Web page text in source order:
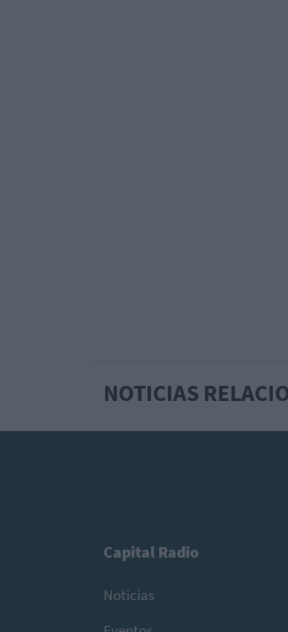
NOTICIAS
Capital Radio
Noticias